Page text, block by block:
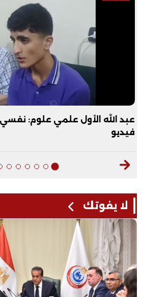
عبد الله الأول علمي علوم:
فيديو
لا يفوتك